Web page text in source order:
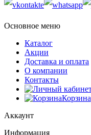
Основное меню
Каталог
Акции
Доставка и оплата
О компании
Контакты
Корзина
Аккаунт
Информация